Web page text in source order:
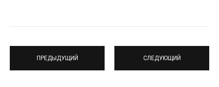
ПРЕДЫДУЩИЙ СЛЕДУЮЩИЙ